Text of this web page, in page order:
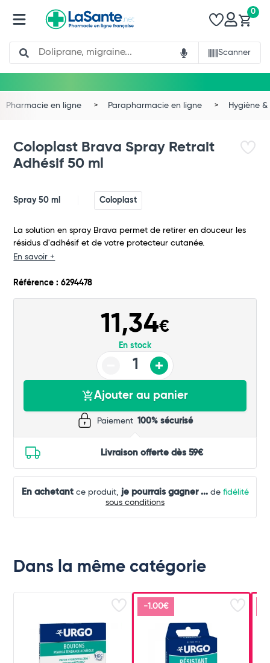
Search
Scanner
0
Total
Pharmacie en ligne Parapharmacie en ligne Hygiène
Coloplast Brava Spray Retrait
Adhésif 50 ml
Spray 50 ml Coloplast
La solution en spray Brava permet de retirer en douceur les
résidus d'adhésif et de votre protecteur cutanée.
En savoir +
Référence : 6294478
11,34€
En stock
Ajouter au panier
Paiement 100% sécurisé
Livraison offerte dès 59€
En achetantce produit, je pourrais gagner ...de fidélité
sous conditions
Dans la même catégorie
-1.00€